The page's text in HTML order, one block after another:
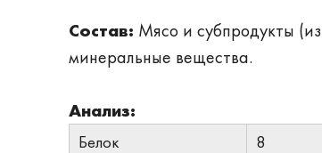
Состав: Мясо и субпродукты
минеральные вещества.
Анализ:
Белок 8